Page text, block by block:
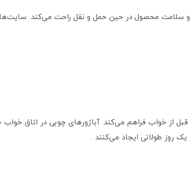
و سلامت محصول در حین حمل و نقل راحت می‌کند.
قبل از خواب فراهم می‌کند. آباژورهای چوبی در اتاق
روز طولانی ایجاد می‌کنند .